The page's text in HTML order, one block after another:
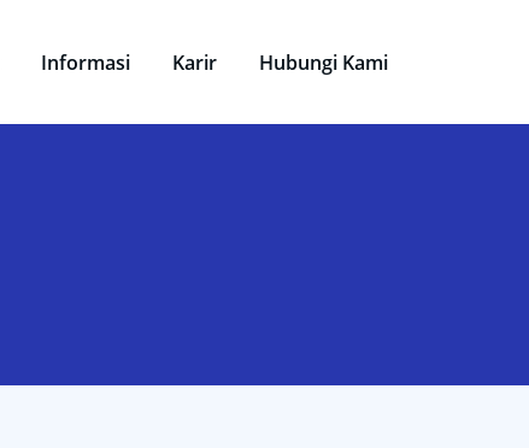
Informasi Karir Hubungi Kami